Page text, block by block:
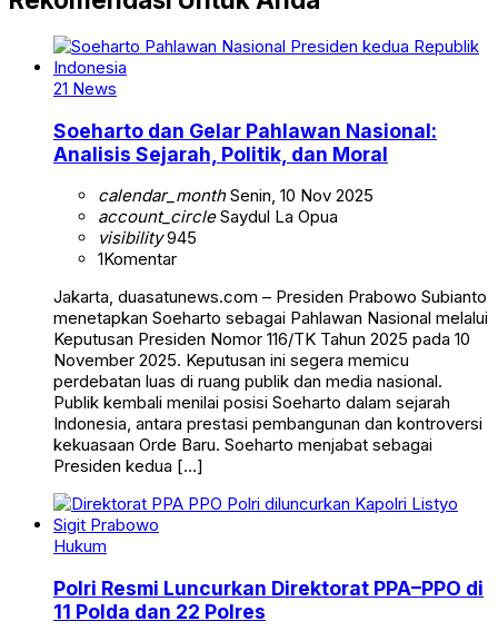
21 News
Soeharto dan Gelar Pahlawan Nasional:
Analisis Sejarah, Politik, dan Moral
calendar_monthSenin, 10 Nov 2025
account_circleSaydul La Opua
visibility945
1Komentar
Jakarta, duasatunews.com – Presiden Prabowo Subianto
menetapkan Soeharto sebagai Pahlawan Nasional melalui
Keputusan Presiden Nomor 116/TK Tahun 2025 pada 10
November 2025. Keputusan ini segera memicu
perdebatan luas di ruang publik dan media nasional.
Publik kembali menilai posisi Soeharto dalam sejarah
Indonesia, antara prestasi pembangunan dan kontroversi
kekuasaan Orde Baru. Soeharto menjabat sebagai
Presiden kedua […]
Hukum
Polri Resmi Luncurkan Direktorat PPA–PPO di
11 Polda dan 22 Polres